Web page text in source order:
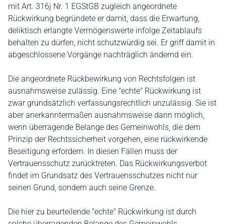
mit Art. 316j Nr. 1 EGStGB zugleich angeordnete
Rückwirkung begründete er damit, dass die Erwartung,
deliktisch erlangte Vermögenswerte infolge Zeitablaufs
behalten zu dürfen, nicht schutzwürdig sei. Er griff damit in
abgeschlossene Vorgänge nachträglich ändernd ein.
Die angeordnete Rückbewirkung von Rechtsfolgen ist
ausnahmsweise zulässig. Eine "echte" Rückwirkung ist
zwar grundsätzlich verfassungsrechtlich unzulässig. Sie ist
aber anerkanntermaßen ausnahmsweise dann möglich,
wenn überragende Belange des Gemeinwohls, die dem
Prinzip der Rechtssicherheit vorgehen, eine rückwirkende
Beseitigung erfordern. In diesen Fällen muss der
Vertrauensschutz zurücktreten. Das Rückwirkungsverbot
findet im Grundsatz des Vertrauensschutzes nicht nur
seinen Grund, sondern auch seine Grenze.
Die hier zu beurteilende "echte" Rückwirkung ist durch